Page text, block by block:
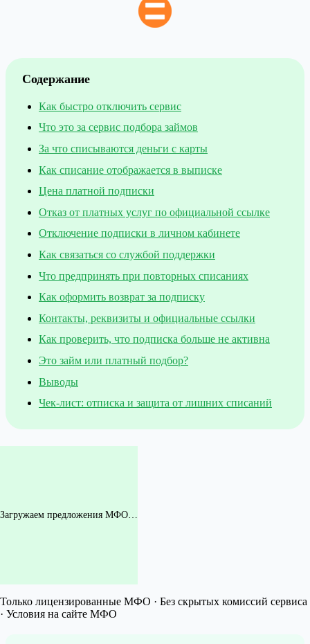
Содержание
Как быстро отключить сервис
Что это за сервис подбора займов
За что списываются деньги с карты
Как списание отображается в выписке
Цена платной подписки
Отказ от платных услуг по официальной ссылке
Отключение подписки в личном кабинете
Как связаться со службой поддержки
Что предпринять при повторных списаниях
Как оформить возврат за подписку
Контакты, реквизиты и официальные ссылки
Как проверить, что подписка больше не активна
Это займ или платный подбор?
Выводы
Чек-лист: отписка и защита от лишних списаний
Загружаем предложения МФО…
Только лицензированные МФО · Без скрытых комиссий сервиса
· Условия на сайте МФО